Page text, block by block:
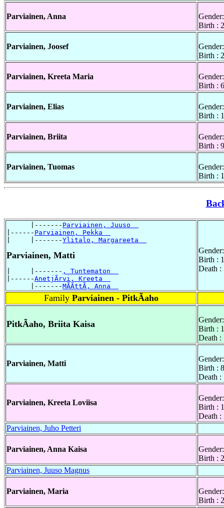
Parviainen, Anna
Birth :
Parviainen, Joosef
Birth :
Parviainen, Kreeta Maria
Birth :
Parviainen, Elias
Birth :
Parviainen, Briita
Birth :
Parviainen, Tuomas
Birth :
      |-------
Parviainen, Juuso
|------ Parviainen, Pekka
|     |-------Ylitalo, Margareeta
Parviainen, Matti
|     |------- , Tuntematon
|------AnetjÃrvi, Kreeta
      |-------
MÃÃttÃ, Anna
Birth :
Death :
Family Parviainen - PitkÃaho
PitkÃaho, Briita Kaisa
Birth :
Death :
Parviainen, Matti
Birth :
Death :
Parviainen, Kreeta Loviisa
Birth :
Death :
Parviainen, Juho Petteri
Parviainen, Anna Kaisa
Birth :
Parviainen, Juuso Magnus
Parviainen, Maria
Birth :